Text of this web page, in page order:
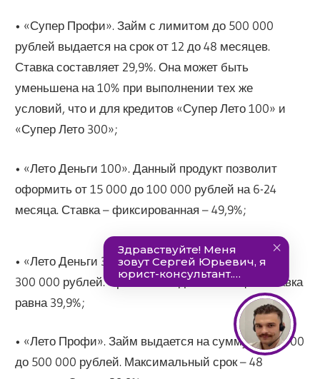
• «Супер Профи». Займ с лимитом до 500 000
рублей выдается на срок от 12 до 48 месяцев.
Ставка составляет 29,9%. Она может быть
уменьшена на 10% при выполнении тех же
условий, что и для кредитов «Супер Лето 100» и
«Супер Лето 300»;
• «Лето Деньги 100». Данный продукт позволит
оформить от 15 000 до 100 000 рублей на 6-24
месяца. Ставка – фиксированная – 49,9%;
• «Лето Деньги 300». Лимит по программе равен
300 000 рублей. Сроки – от 6 до 48 месяцев. Ставка
равна 39,9%;
• «Лето Профи». Займ выдается на сумму от 50 000
до 500 000 рублей. Максимальный срок – 48